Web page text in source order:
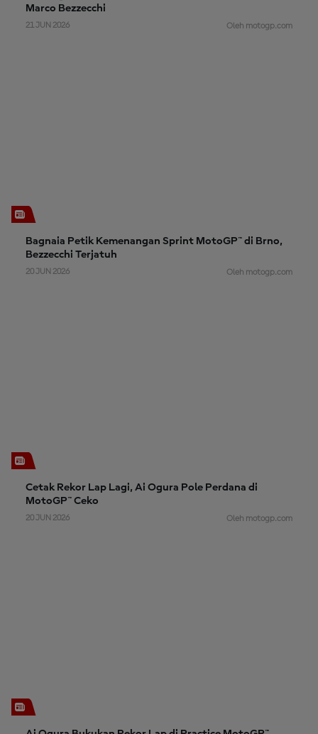
Marco Bezzecchi
21 JUN 2026 Oleh motogp.com
Bagnaia Petik Kemenangan Sprint MotoGP™ di Brno,
Bezzecchi Terjatuh
20 JUN 2026 Oleh motogp.com
Cetak Rekor Lap Lagi, Ai Ogura Pole Perdana di
MotoGP™ Ceko
20 JUN 2026 Oleh motogp.com